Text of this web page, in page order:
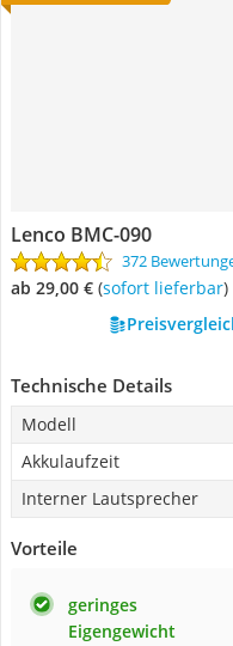
Lenco BMC-090
372
ab 29,00 € ( Sofort lieferbar)
Technische Details
Modell
Akkulaufzeit
Interner Lautsprecher
Vorteile
geringes
Eigengewicht